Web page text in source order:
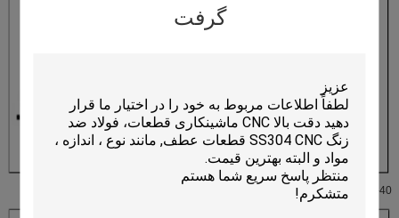
گرفت
4-40 موضوع X 0.250 OD (1/4 ")